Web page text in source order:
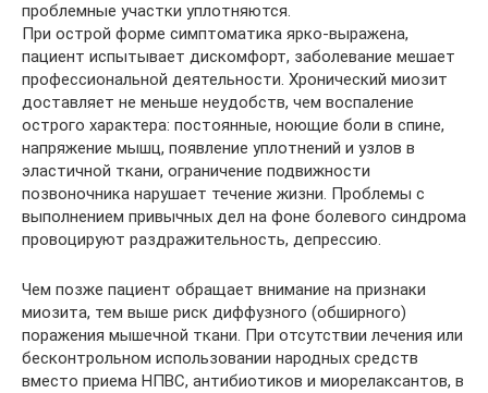
проблемные участки уплотняются.
При острой форме симптоматика ярко-выражена,
пациент испытывает дискомфорт, заболевание мешает
профессиональной деятельности. Хронический миозит
доставляет не меньше неудобств, чем воспаление
острого характера: постоянные, ноющие боли в спине,
напряжение мышц, появление уплотнений и узлов в
эластичной ткани, ограничение подвижности
позвоночника нарушает течение жизни. Проблемы с
выполнением привычных дел на фоне болевого синдрома
провоцируют раздражительность, депрессию.
Чем позже пациент обращает внимание на признаки
миозита, тем выше риск диффузного (обширного)
поражения мышечной ткани. При отсутствии лечения или
бесконтрольном использовании народных средств
вместо приема НПВС, антибиотиков и миорелаксантов, в